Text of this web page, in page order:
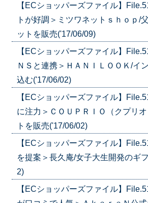
【ECショッパーズファイル】
トが好調＞ミツワネットｓｈｏｐ/
ットを販売('17/06/09)
【ECショッパーズファイル】
ＮＳと連携＞ＨＡＮＩＬＯＯＫ/イ
込む('17/06/02)
【ECショッパーズファイル】
に注力＞ＣＯＵＰＲＩＯ（クプリ
トを販売('17/06/02)
【ECショッパーズファイル】
を提案＞長久庵/女子大生開発のギ
2)
【ECショッパーズファイル】